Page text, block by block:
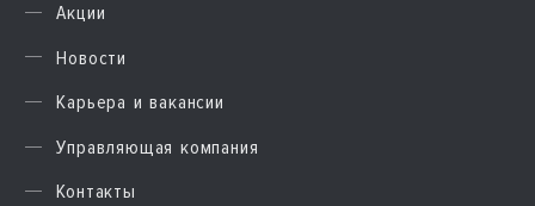
Акции
Новости
Карьера и вакансии
Управляющая компания
Контакты